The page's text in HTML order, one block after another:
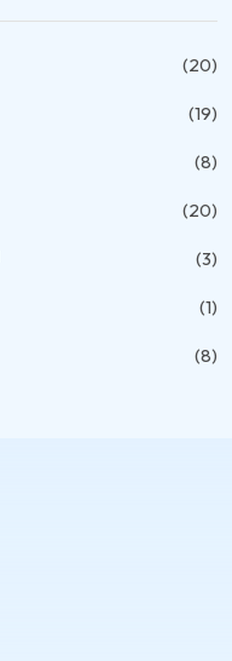
(20)
(19)
(8)
(20)
(3)
(1)
(8)